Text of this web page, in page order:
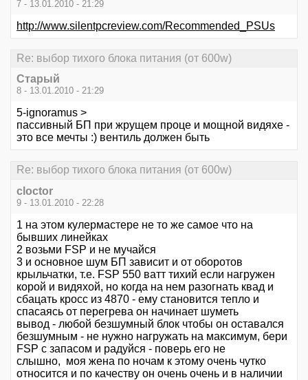
7 - 13.01.2010 - 21:29
http://www.silentpcreview.com/Recommended_PSUs
Re: выбор тихого блока питания (от 600w)
Старый
8 - 13.01.2010 - 21:29
5-ignoramus >
пассивный БП при жрущем проце и мощной видяхе -
это все мечты :) вентиль должен быть
Re: выбор тихого блока питания (от 600w)
cloctor
9 - 13.01.2010 - 22:28
1 на этом кулермастере не то же самое что на
бывших линейках
2 возьми FSP и не мучайся
3 и основное шум БП зависит и от оборотов
крыльчатки, т.е. FSP 550 ватт тихий если нагружен
корой и видяхой, но когда на нем разогнать квад и
сбацать кросс из 4870 - ему становится тепло и
спасаясь от перегрева он начинает шуметь
вывод - любой безшумный блок чтобы он оставался
безшумным - не нужно нагружать на максимум, бери
FSP с запасом и радуйся - поверь его не
слышно, моя жена по ночам к этому очень чутко
относится и по качеству он очень очень и в наличии